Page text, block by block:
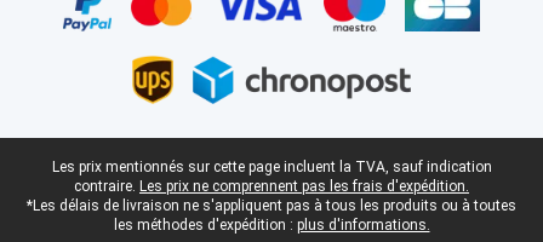
Pied-de-page légal
Les prix mentionnés sur cette page incluent la TVA, sauf indication
contraire. Les prix ne comprennent pas les frais d'expédition.
*Les délais de livraison ne s'appliquent pas à tous les produits ou à toutes
les méthodes d'expédition : plus d'informations.